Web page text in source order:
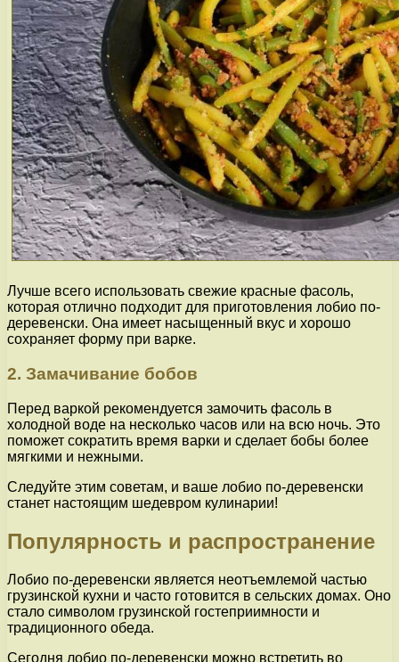
Лучше всего использовать свежие красные фасоль,
которая отлично подходит для приготовления лобио по-
деревенски. Она имеет насыщенный вкус и хорошо
сохраняет форму при варке.
2. Замачивание бобов
Перед варкой рекомендуется замочить фасоль в
холодной воде на несколько часов или на всю ночь. Это
поможет сократить время варки и сделает бобы более
мягкими и нежными.
Следуйте этим советам, и ваше лобио по-деревенски
станет настоящим шедевром кулинарии!
Популярность и распространение
Лобио по-деревенски является неотъемлемой частью
грузинской кухни и часто готовится в сельских домах. Оно
стало символом грузинской гостеприимности и
традиционного обеда.
Сегодня лобио по-деревенски можно встретить во